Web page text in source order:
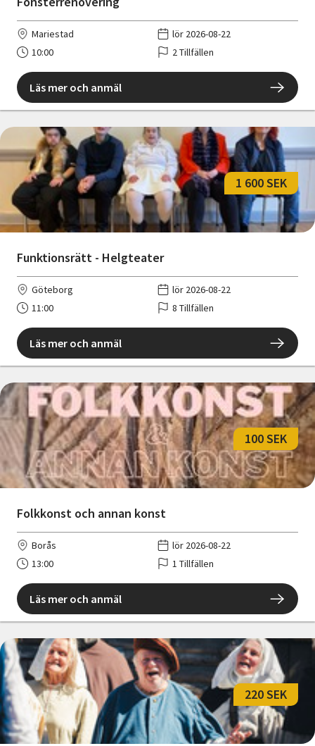
Mariestad
lör 2026-08-22
10:00
2 Tillfällen
Läs mer och anmäl
Funktionsrätt - Helgteater
1 600 SEK
Göteborg
lör 2026-08-22
11:00
8 Tillfällen
Läs mer och anmäl
Folkkonst och annan konst
100 SEK
Borås
lör 2026-08-22
13:00
1 Tillfällen
Läs mer och anmäl
220 SEK